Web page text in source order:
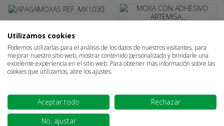
€11.97
ARTEMISA (225 unid.)
€24.02
MOXA HUECA CORTA PARA
APLICADOR (200 unid.) REF.
You need to be logged in to save products in your wish
list.
Cancel Sign in
Utilizamos cookies
Podemos utilizarlas para el análisis de los datos de nuestros visitantes, para
mejorar nuestro sitio web, mostrar contenido personalizado y brindarle una
excelente experiencia en el sitio web. Para obtener más información sobre las
cookies que utilizamos, abre los ajustes.
Aceptar todo
Rechazar
No, ajustar